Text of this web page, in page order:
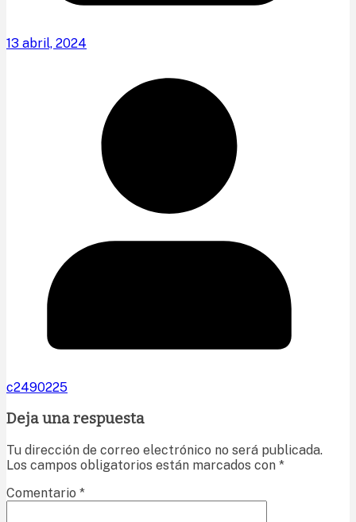
13 abril, 2024
c2490225
Deja una respuesta
Tu dirección de correo electrónico no será publicada.
Los campos obligatorios están marcados con *
Comentario *